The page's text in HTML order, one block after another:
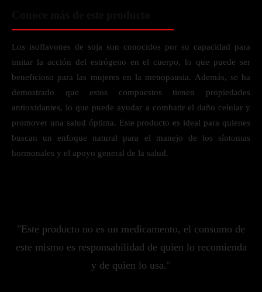
Los isoflavones de soja son conocidos por su capacidad para
imitar la acción del estrógeno en el cuerpo, lo que puede ser
beneficioso para las mujeres en la menopausia. Además, se ha
demostrado que estos compuestos tienen propiedades
antioxidantes, lo que puede ayudar a combatir el daño celular y
promover una salud óptima. Este producto es ideal para quienes
buscan un enfoque natural para el manejo de los síntomas
hormonales y el apoyo general de la salud.
"Este producto no es un medicamento, el consumo de
este mismo es responsabilidad de quien lo recomienda
y de quien lo usa."